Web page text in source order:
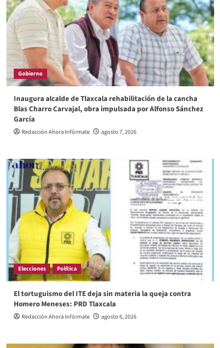
Gobierno
Inaugura alcalde de Tlaxcala rehabilitación de la cancha
Blas Charro Carvajal, obra impulsada por Alfonso Sánchez
García
Redacción Ahora Infórmate agosto 7, 2026
Elecciones Política
El tortuguismo del ITE deja sin materia la queja contra
Homero Meneses: PRD Tlaxcala
Redacción Ahora Infórmate agosto 6, 2026